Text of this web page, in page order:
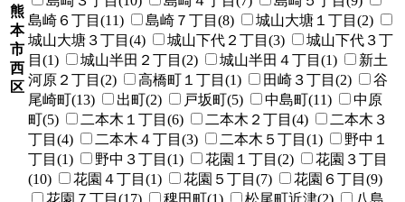
熊
本
市
西
区
島崎６丁目(11)
島崎７丁目(8)
城山大塘１丁目(2)
城山大塘３丁目(4)
城山下代２丁目(3)
城山下代３丁
目(1)
城山半田２丁目(2) 城山半田４丁目(1)
新土
河原２丁目(2)
高橋町１丁目(1) 田崎３丁目(2)
谷
尾崎町(13)
出町(2) 戸坂町(5) 中島町(11)
中原
町(5)
二本木１丁目(6) 二本木２丁目(4)
二本木３
丁目(4)
二本木４丁目(3) 二本木５丁目(1)
野中１
丁目(1)
野中３丁目(1) 花園１丁目(2)
花園３丁目
(10)
花園４丁目(1) 花園５丁目(7)
花園６丁目(9)
花園７丁目(17)
稗田町(1) 松尾町近津(2)
八島